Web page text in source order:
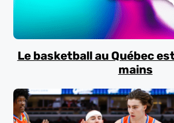
Le basketball au Québec
mains